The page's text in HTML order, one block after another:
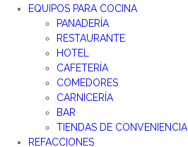
EQUIPOS PARA COCINA
PANADERÍA
RESTAURANTE
HOTEL
CAFETERÍA
COMEDORES
CARNICERÍA
BAR
TIENDAS DE CONVENIENCIA
REFACCIONES